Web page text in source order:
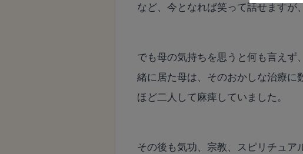
など、今となれば笑って話せますが
でも母の気持ちを思うと何も言え
緒に居た母は、そのおかしな治療に
ほど二人して麻痺していました。
その後も気功、宗教、スピリチュア